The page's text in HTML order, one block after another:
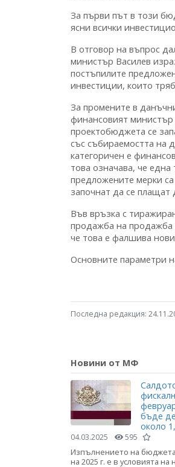
За първи път в този
ясни всички
В отговор на въпрос
министър Василев
постъпилите
инвестиции, които
За промените в
финансовият министър
проектобюджета се
със събираемостта на
категоричен е
това означава, че
предложените мерки
започнат да се
Във връзка с
продажба на продажба
че това е фалшива
Основните параметри
Последна редакция:
Новини от МФ
бъде
около
04.03.2025 595
Изпълнението на
на 2025 г. е в условията на